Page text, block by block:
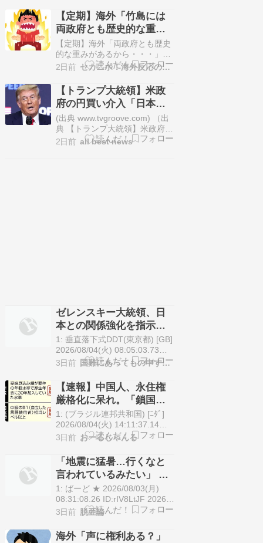
新たな段階へ進もうとしてい
る。約15年にわたる […] The
post 円安打開のため「大きな借
り」作った日本政府、米国求…
【定期】海外「竹島には
両政府とも歴史的な重み
があるから・・・」
←「え？」竹島の領有権
について韓国外交部が強
【定期】海外「両政府とも歴史
的な重みがあるから・・・」竹
島の領有権について韓国外交部
の反応 Reddit r/worldnews 日韓
関係 領土問題 【定期】海外
「両政府とも歴史的な重みがあ
るから・・・」竹島の領有権に
ついて韓国外交部が強く抗議
【海…
2日前 セカニポ！海外反応の解説とまとめ
【トランプ大統領】米政
府の円買い介入「日本は
円安に苦しみ助けを求め
ていた」★4 [ぐれ★]
(出典 www.tvgroove.com) （出
典 【トランプ大統領】米政府の
円買い介入「日本は円安に苦し
2日前 all best news
ゼレンスキー大統領、日
本との関係強化を指示
[8/4]
1: 垂直落下式DDT(東京都) [GB]
2026/08/04(火) 08:05:03.73
ID:6NbcNWL90●
【キーウ共同】ロシアの侵攻を
受けるウクライナのゼレンスキ
ー大統領は3日、首都キーウ
で、各国に派遣している大…
3日前 国難にあってもの申す！！
【速報】中国人、永住権
厳格化に呆れ。「鎖国し
たいの？人手不足なのに
なぜここまで上から目線
なのか謎」
1: (ブラジル連邦共和国) [ﾆﾀﾞ]
2026/08/04(火) 14:11:37.14
ID:●永住許可を事実上「抑止」
永住許可に必要な収入要件を日
本人世帯の「平均年収以上」に
引き上げるガイドライン改定案
を示し、外国人の永住資格につ
いても、税金の…
3日前 おーるじゃんる
「地震に猛暑…行くなと
言われているみたい」 円
安で人気の日本旅行に韓
国ネットも複雑
1: ばーど ★ 2026/08/03(月)
08:31:08.26 ID:rIV8LtJF 2026年
7月29日、韓国メディア・ソウ
本旅行の需要が急増している
3日前 脱亜論
海外「声に権利ある？」